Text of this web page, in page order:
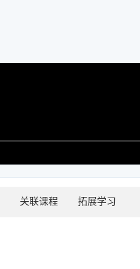
关联课程 拓展学习